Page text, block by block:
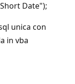
Date");
unica con
in vba